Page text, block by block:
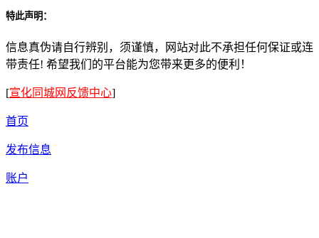
特此声明：
信息真伪请自行辨别，须谨慎，网站对此不承担任何保证或连
带责任! 希望我们的平台能为您带来更多的便利！
[宣化同城网反馈中心]
首页
发布信息
账户